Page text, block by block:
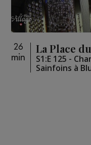
26
min
La Place
S1:E 125 -
Sainfoins à